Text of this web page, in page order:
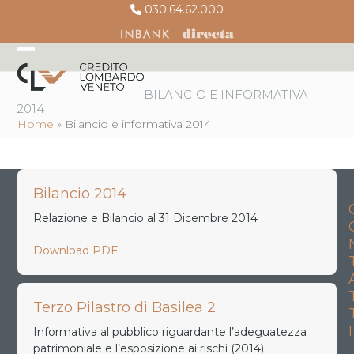
content
030.64.62.000
Open
mobile
menu
Close
mobile
menu
BILANCIO E INFORMATIVA
2014
Home » Bilancio e informativa 2014
Bilancio 2014
Relazione e Bilancio al 31 Dicembre 2014
Download PDF
Terzo Pilastro di Basilea 2
Informativa al pubblico riguardante l’adeguatezza
patrimoniale e l’esposizione ai rischi (2014)
I